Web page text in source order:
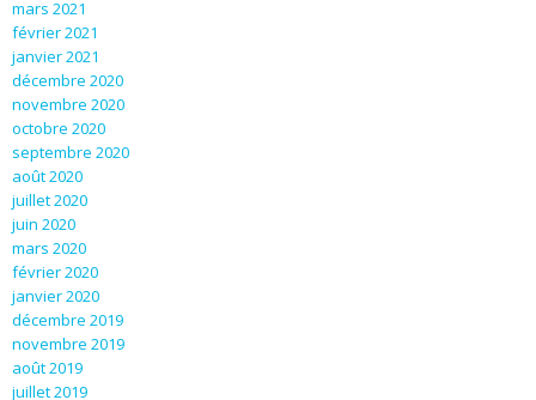
mars 2021
février 2021
janvier 2021
décembre 2020
novembre 2020
octobre 2020
septembre 2020
août 2020
juillet 2020
juin 2020
mars 2020
février 2020
janvier 2020
décembre 2019
novembre 2019
août 2019
juillet 2019